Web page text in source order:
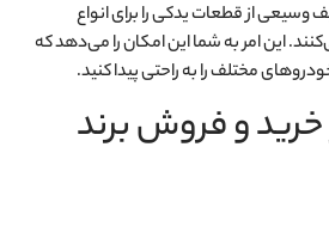
از قطعات یدکی را برای انواع
این امر به شما این امکان را می‌دهد که
مختلف را به راحتی پیدا کنید.
و فروش برند